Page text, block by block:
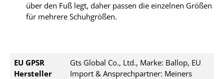
über den Fuß legt, daher passen die einzelnen Größen
für mehrere Schuhgrößen.
EU GPSR
Hersteller
Gts Global Co., Ltd., Marke: Ballop, EU
Import & Ansprechpartner: Meiners